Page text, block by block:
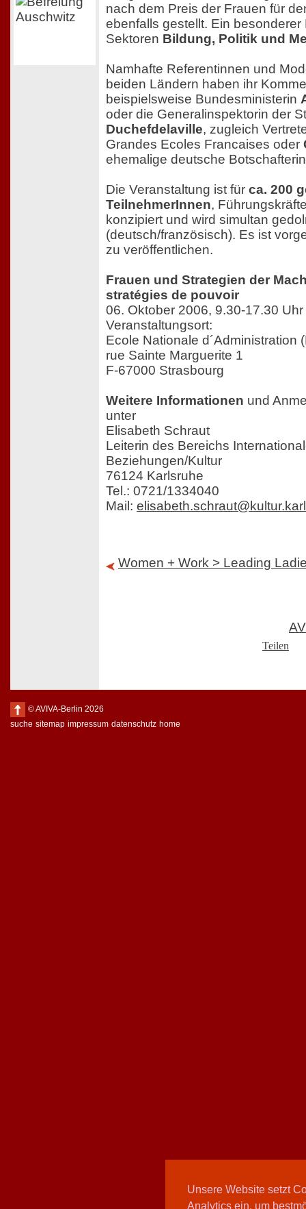
Unsere Website setzt
Analytics ein, um
nach dem Preis der Frauen für
ebenfalls gestellt. Ein
Sektoren Bildung, Politik und
Namhafte Referentinnen und
beiden Ländern haben ihr
beispielsweise Bundesministerin
oder die Generalinspektorin der
Duchefdelaville, zugleich
Grandes Ecoles Francaises oder
ehemalige deutsche
Die Veranstaltung ist für ca. 200
TeilnehmerInnen,
konzipiert und wird simultan
(deutsch/französisch). Es ist
zu veröffentlichen.
Frauen und Strategien der
stratégies de pouvoir
06. Oktober 2006, 9.30-17.30 Uhr
Veranstaltungsort:
Ecole Nationale d´Administration
rue Sainte Marguerite 1
F-67000 Strasbourg
Weitere Informationen und
unter
Elisabeth Schraut
Leiterin des Bereichs
Beziehungen/Kultur
76124 Karlsruhe
Tel.: 0721/1334040
Mail:
Women + Work > Leading
Teilen
© AVIVA-Berlin 2026
suche sitemap impressum datenschutz home